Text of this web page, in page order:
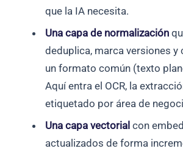
que la IA necesita.
Una capa de normalización
deduplica, marca versiones y
un formato común (texto
Aquí entra el OCR, la
etiquetado por área de
Una capa vectorial con
actualizados de forma